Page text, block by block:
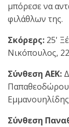
μπόρεσε να
φιλάθλων της.
Σκόρερς: 25'
Νικόπουλος,
Σύνθεση ΑΕΚ:
Σύνθεση